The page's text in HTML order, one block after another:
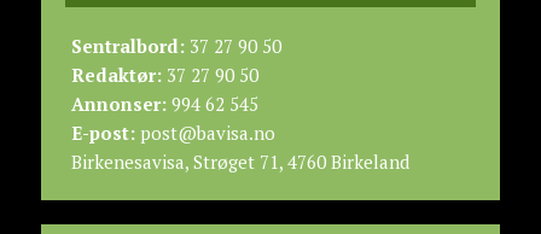
Sentralbord:37 27 90 50
Redaktør:37 27 90 50
Annonser:994 62 545
E-post:post@bavisa.no
Birkenesavisa, Strøget 71, 4760 Birkeland